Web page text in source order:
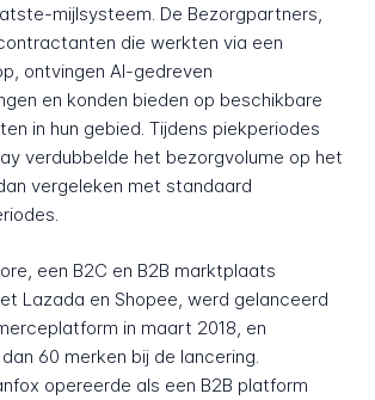
mijlsysteem. De Bezorgpartners,
die werkten via een
ontvingen AI-gedreven
en konden bieden op beschikbare
in hun gebied. Tijdens piekperiodes
verdubbelde het bezorgvolume op het
vergeleken met standaard
een B2C en B2B marktplaats
Lazada en Shopee, werd gelanceerd
in maart 2018, en
60 merken bij de lancering.
opereerde als een B2B platform